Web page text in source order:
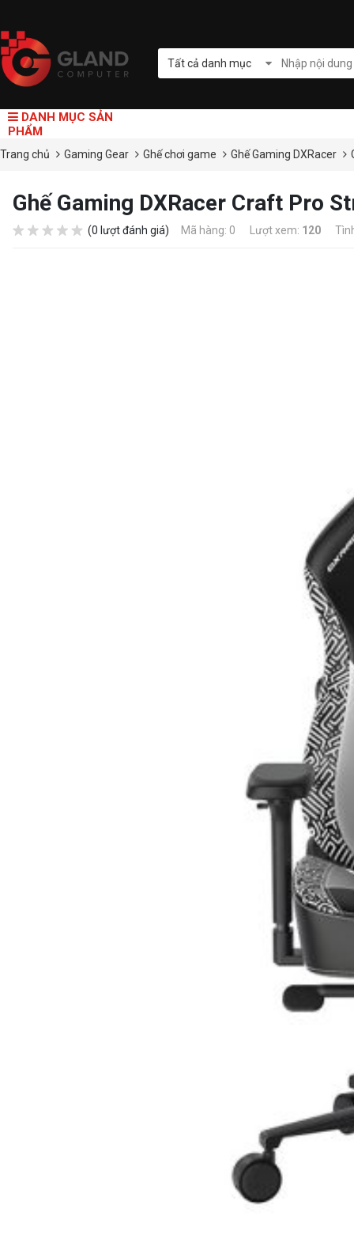
Tất cả danh mục
DANH MỤC SẢN
PHẨM
Trang chủ Gaming Gear Ghế chơi game Ghế Gaming DXRacer
Ghế Gaming DXRacer Craft Pro
(0 lượt đánh giá) Mã hàng: 0 Lượt xem: 120